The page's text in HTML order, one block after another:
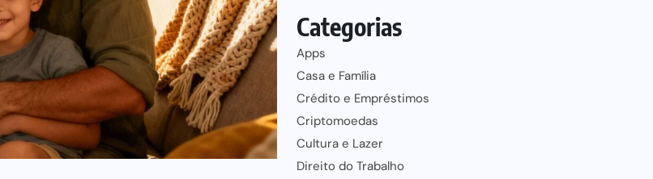
Categorias
Apps
Casa e Família
Crédito e Empréstimos
Criptomoedas
Cultura e Lazer
Direito do Trabalho